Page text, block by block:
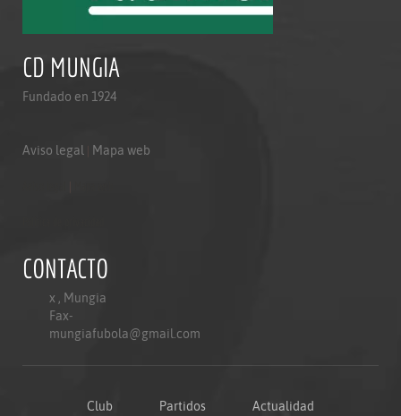
CD MUNGIA
Fundado en 1924
Aviso legal Mapa web
CONTACTO
x , Mungia
Fax-
mungiafubola@gmail.com
Club Partidos Actualidad